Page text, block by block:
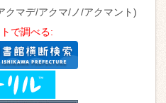
クマデ/アクマ/ノ/アクマント)
で調べる: